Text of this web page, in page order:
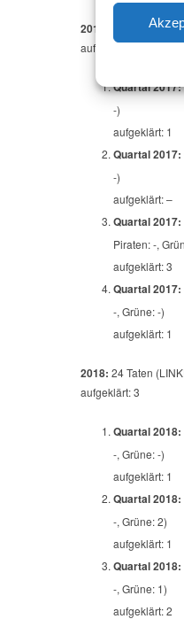
2017:
26 Taten
aufgeklärt: 5
Quartal 2017:
-)
aufgeklärt: 1
Quartal 2017:
-)
aufgeklärt: –
Quartal 2017:
Piraten: -,
aufgeklärt: 3
Quartal 2017:
-, Grüne: -)
aufgeklärt: 1
2018: 24 Taten
aufgeklärt: 3
Quartal 2018:
-, Grüne: -)
aufgeklärt: 1
Quartal 2018:
-, Grüne: 2)
aufgeklärt: 1
Quartal 2018:
-, Grüne: 1)
aufgeklärt: 2